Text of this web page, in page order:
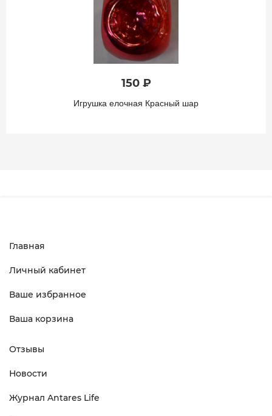
150 ₽
Игрушка елочная Красный шар
Главная
Личный кабинет
Ваше избранное
Ваша корзина
Отзывы
Новости
Журнал Antares Life